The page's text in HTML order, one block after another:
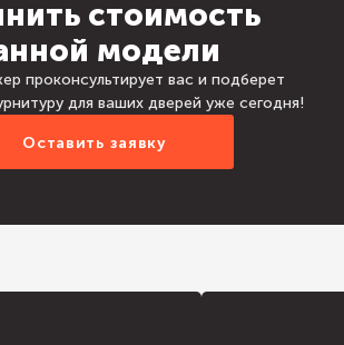
стоимость
модели
проконсультирует вас и подберет
для ваших дверей уже сегодня!
Оставить заявку